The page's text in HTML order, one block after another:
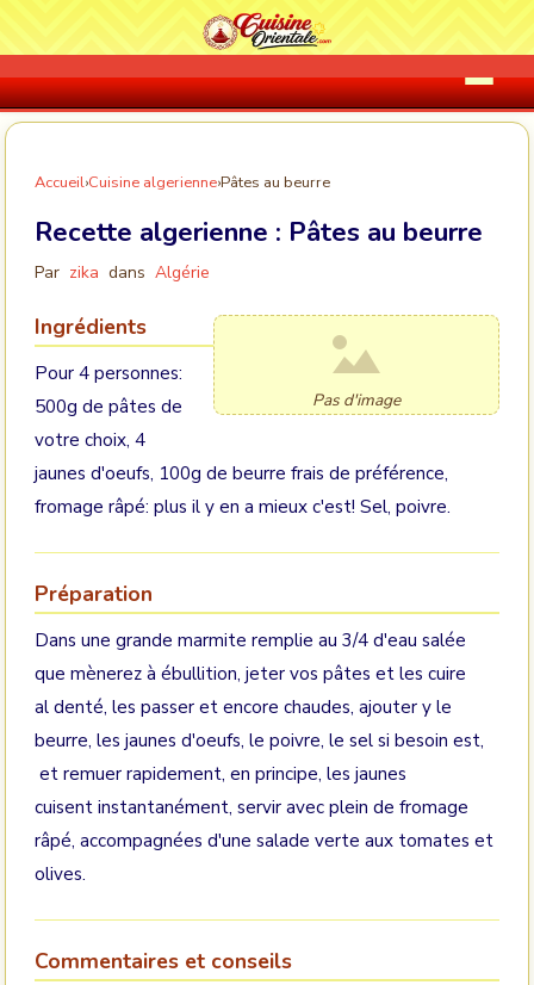
Accueil›Cuisine algerienne›Pâtes au beurre
Recette algerienne : Pâtes au beurre
Par zika dans Algérie
Pas d'image
Ingrédients
Pour 4 personnes:
500g de pâtes de
votre choix, 4
jaunes d'oeufs, 100g de beurre frais de préférence,
fromage râpé: plus il y en a mieux c'est! Sel, poivre.
Préparation
Dans une grande marmite remplie au 3/4 d'eau salée
que mènerez à ébullition, jeter vos pâtes et les cuire
al denté, les passer et encore chaudes, ajouter y le
beurre, les jaunes d'oeufs, le poivre, le sel si besoin est,
et remuer rapidement, en principe, les jaunes
cuisent instantanément, servir avec plein de fromage
râpé, accompagnées d'une salade verte aux tomates et
olives.
Commentaires et conseils